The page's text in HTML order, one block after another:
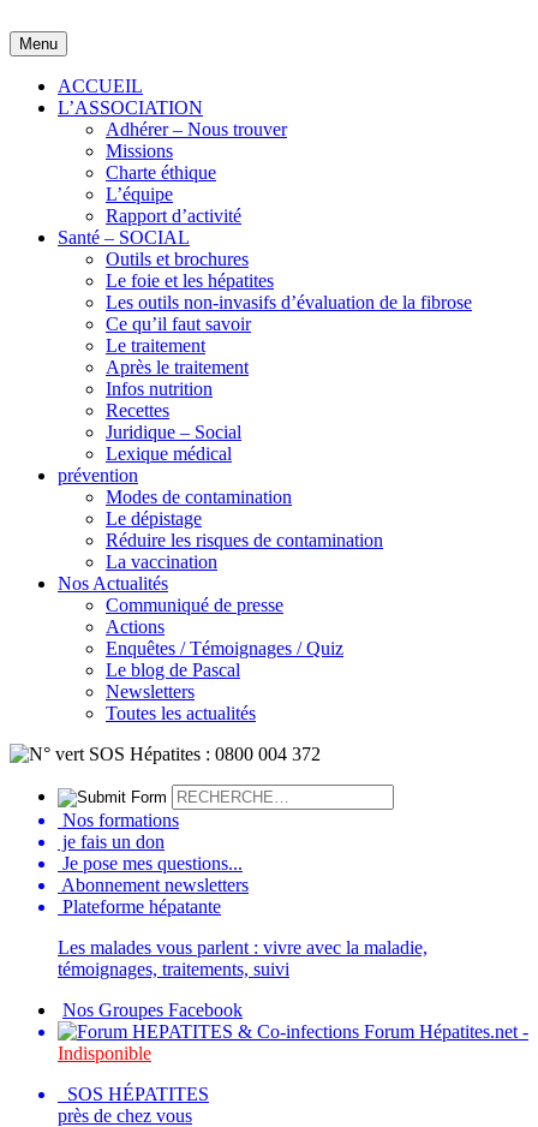
to
content
Menu
ACCUEIL
L’ASSOCIATION
Adhérer – Nous trouver
Missions
Charte éthique
L’équipe
Rapport d’activité
Santé – SOCIAL
Outils et brochures
Le foie et les hépatites
Les outils non-invasifs d’évaluation de la fibrose
Ce qu’il faut savoir
Le traitement
Après le traitement
Infos nutrition
Recettes
Juridique – Social
Lexique médical
prévention
Modes de contamination
Le dépistage
Réduire les risques de contamination
La vaccination
Nos Actualités
Communiqué de presse
Actions
Enquêtes / Témoignages / Quiz
Le blog de Pascal
Newsletters
Toutes les actualités
Nos formations
je fais un don
Je pose mes questions...
Abonnement newsletters
Plateforme hépatante
Les malades vous parlent : vivre avec la maladie,
témoignages, traitements, suivi
Nos Groupes Facebook
Forum Hépatites.net -
Indisponible
SOS HÉPATITES
près de chez vous